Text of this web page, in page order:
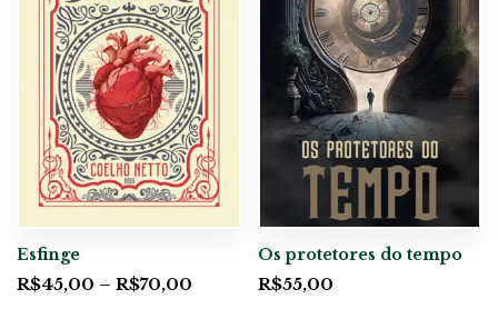
Esfinge
R$45,00 – R$70,00
Os protetores do tempo
R$55,00